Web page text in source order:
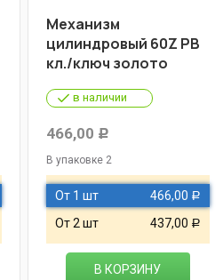
Механизм
цилиндровый 60Z PB
кл./ключ золото
в наличии
466,00 Р
В упаковке 2
От 1 шт 466,00 Р
От 2 шт 437,00 Р
В КОРЗИНУ